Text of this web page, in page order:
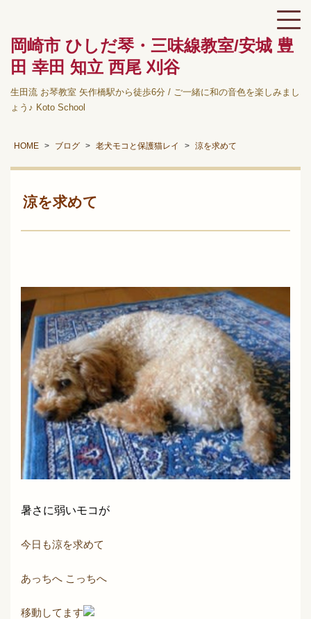
岡崎市 ひしだ琴・三味線教室/安城 豊
田 幸田 知立 西尾 刈谷
生田流 お琴教室 矢作橋駅から徒歩6分 / ご一緒に和の音色を楽しみまし
ょう♪ Koto School
HOME ブログ 老犬モコと保護猫レイ 涼を求めて
涼を求めて
暑さに弱いモコが
今日も涼を求めて
あっちへ こっちへ
移動してます